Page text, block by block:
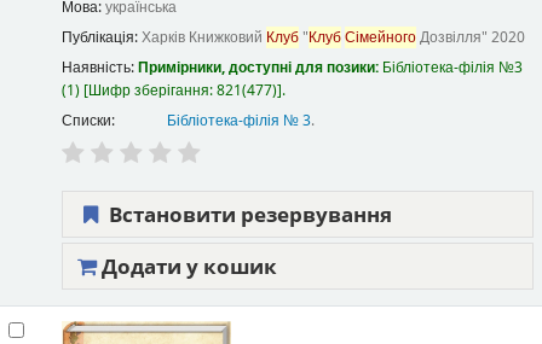
Мова:українська
Публікація:Харків Книжковий Клуб"КлубСімейногоДозвілля" 2020
Наявність:Примірники, доступні для позики: Бібліотека-філія №3
(1) Шифр зберігання:821(477) .
Списки:
Бібліотека-філія № 3.
Встановити резервування
Додати у кошик